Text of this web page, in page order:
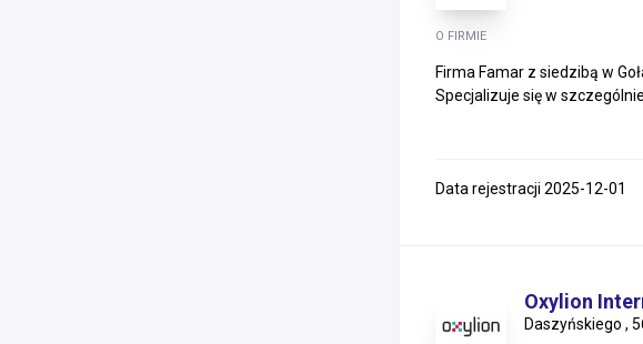
O FIRMIE
Firma Famar z siedzibą w
Specjalizuje się w
Data rejestracji 2025-12-01
Oxylion
Daszyńskiego ,